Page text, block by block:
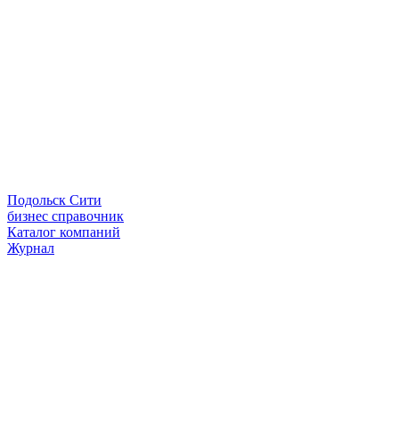
Подольск Сити
бизнес справочник
Каталог компаний
Журнал